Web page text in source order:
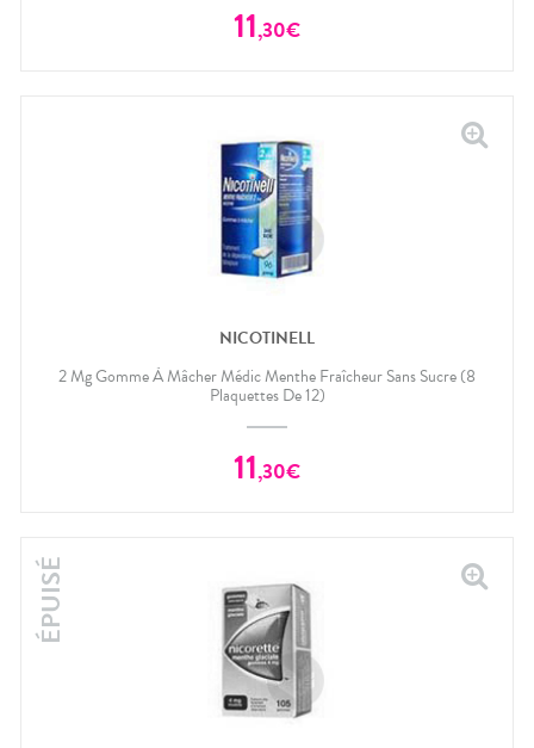
11,30€
NICOTINELL
2 Mg Gomme À Mâcher Médic Menthe Fraîcheur Sans Sucre (8
Plaquettes De 12)
11,30€